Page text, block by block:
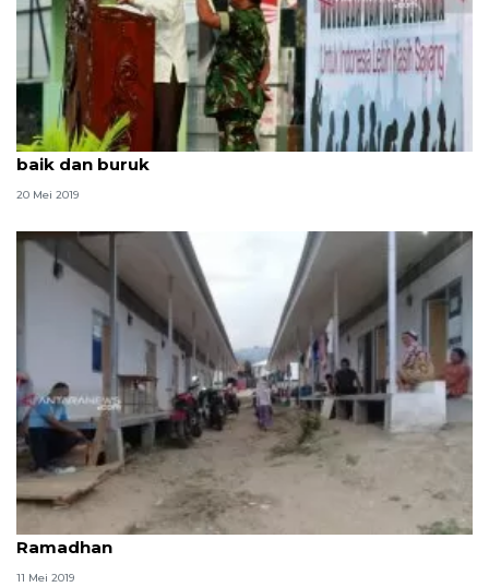
Ulama : Al Quran mengantar manusia mengetahui
baik dan buruk
20 Mei 2019
Semangat korban likuifaksi Petobo jalani
Ramadhan
11 Mei 2019